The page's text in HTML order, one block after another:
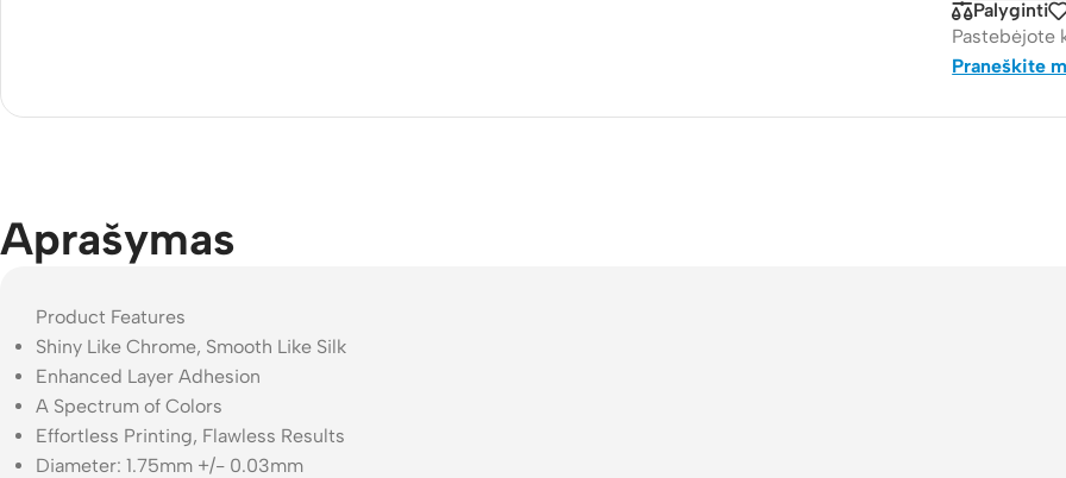
Palyginti
Pastebėjote
Praneškite
Aprašymas
Product Features
Shiny Like Chrome, Smooth Like Silk
Enhanced Layer Adhesion
A Spectrum of Colors
Effortless Printing, Flawless Results
Diameter: 1.75mm +/- 0.03mm